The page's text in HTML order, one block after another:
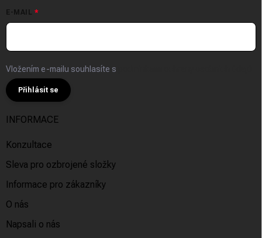
E-MAIL
Vložením e-mailu souhlasíte s
Přihlásit se
INFORMACE
Konzultace
Sleva pro ozbrojené složky
Informace pro zákazníky
O nás
Napsali o nás